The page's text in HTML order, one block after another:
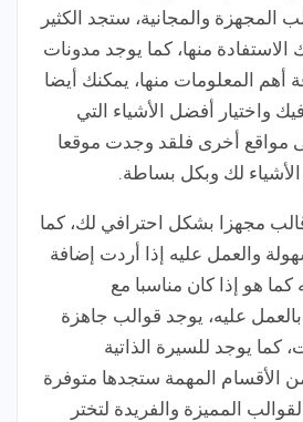
المجهزة والمجانية، ستجد الكثير
منها، كما يوجد مدونات
أهم المعلومات منها، يمكنك أيضا
واختيار أفضل الأشياء التي
مواقع أخرى فلقد وجدت موقعا
الأشياء لك وبكل بساطة.
أكثر من 150 قالب مجهزا بشكل احترافي لك، كما
والعمل عليه إذا أردت إضافة
كما هو إذا كان مناسبا مع
عليه، يوجد قوالب جاهزة
كما يوجد للسيرة الذاتية
من الأقسام المهمة ستجدها متوفرة
المميزة والفريدة لتختر